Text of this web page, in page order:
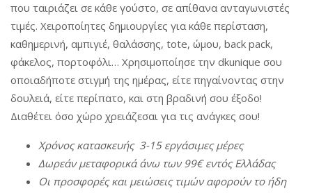
που ταιριάζει σε κάθε γούστο, σε απίθανα ανταγωνιστές
τιμές. Χειροποίητες δημιουργίες για κάθε περίσταση,
καθημερινή, αμπιγιέ, θαλάσσης, tote, ώμου, back pack,
φάκελος, πορτοφόλι… Χρησιμοποίησε την dkunique σου
οποιαδήποτε στιγμή της ημέρας, είτε πηγαίνοντας στην
δουλειά, είτε περίπατο, και στη βραδινή σου έξοδο!
Διαθέτει όσο χώρο χρειάζεσαι για τις ανάγκες σου!
Χρόνος κατασκευής 3-15 εργάσιμες μέρες
Δωρεάν μεταφορικά άνω των99€εντός Ελλάδας
Οι προσφορές και μειώσεις τιμών αφορούν το ήδη